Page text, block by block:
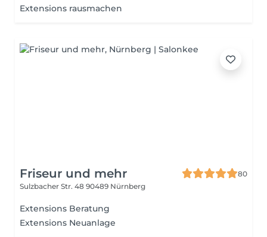
Extensions rausmachen
Friseur und mehr
80
Sulzbacher Str. 48 90489 Nürnberg
Extensions Beratung
Extensions Neuanlage